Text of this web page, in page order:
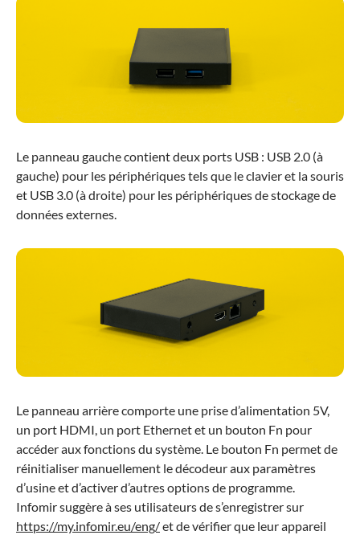
Le panneau gauche contient deux ports USB : USB 2.0 (à
gauche) pour les périphériques tels que le clavier et la souris
et USB 3.0 (à droite) pour les périphériques de stockage de
données externes.
Le panneau arrière comporte une prise d’alimentation 5V,
un port HDMI, un port Ethernet et un bouton Fn pour
accéder aux fonctions du système. Le bouton Fn permet de
réinitialiser manuellement le décodeur aux paramètres
d’usine et d’activer d’autres options de programme.
Infomir suggère à ses utilisateurs de s’enregistrer sur
https://my.infomir.eu/eng/et de vérifier que leur appareil